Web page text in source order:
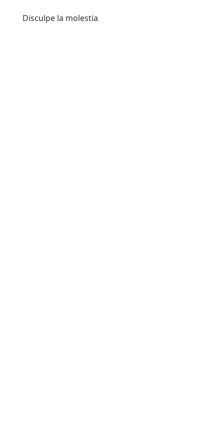
Disculpe la molestia